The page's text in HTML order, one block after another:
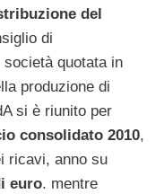
del
di
società quotata in
produzione di
si è riunito per
consolidato 2010,
ricavi, anno su
euro. mentre